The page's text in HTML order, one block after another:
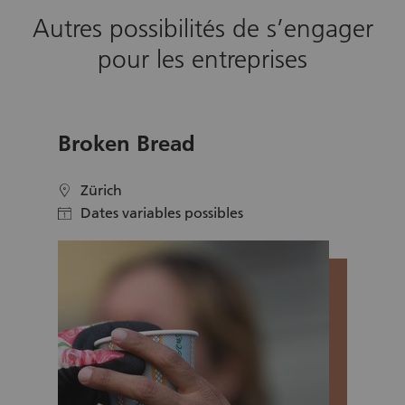
Autres possibilités de s’engager
pour les entreprises
Broken Bread
location Zürich
calendar Dates variables possibles